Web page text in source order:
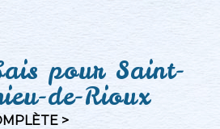
pour Saint-
de-Rioux
>